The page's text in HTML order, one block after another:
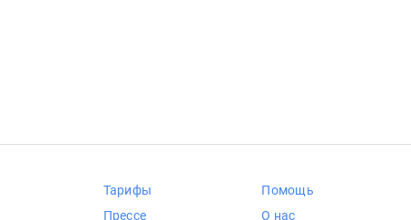
Тарифы
Прессе
Помощь
О нас